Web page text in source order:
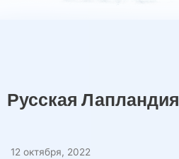
Русская Лапландия
12 октября, 2022